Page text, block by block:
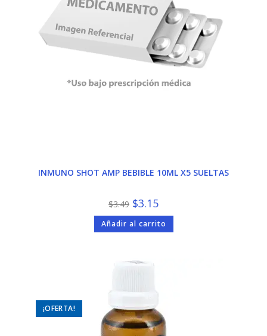
INMUNO SHOT AMP BEBIBLE 10ML X5 SUELTAS
$3.49 El
precio
original
era:
$3.49.
$3.15precio
actual
es:
$3.15.
Añadir al carrito
¡OFERTA!